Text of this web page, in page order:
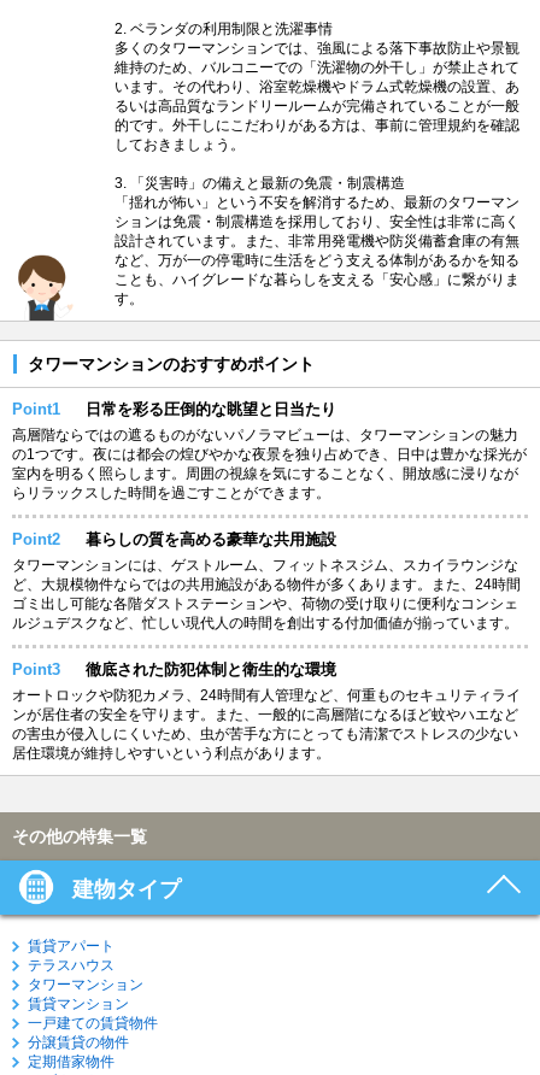
2. ベランダの利用制限と洗濯事情
多くのタワーマンションでは、強風による落下事故防止や景観
維持のため、バルコニーでの「洗濯物の外干し」が禁止されて
います。その代わり、浴室乾燥機やドラム式乾燥機の設置、あ
るいは高品質なランドリールームが完備されていることが一般
的です。外干しにこだわりがある方は、事前に管理規約を確認
しておきましょう。
3. 「災害時」の備えと最新の免震・制震構造
「揺れが怖い」という不安を解消するため、最新のタワーマン
ションは免震・制震構造を採用しており、安全性は非常に高く
設計されています。また、非常用発電機や防災備蓄倉庫の有無
など、万が一の停電時に生活をどう支える体制があるかを知る
ことも、ハイグレードな暮らしを支える「安心感」に繋がりま
す。
タワーマンションのおすすめポイント
Point1 日常を彩る圧倒的な眺望と日当たり
高層階ならではの遮るものがないパノラマビューは、タワーマンションの魅力
の1つです。夜には都会の煌びやかな夜景を独り占めでき、日中は豊かな採光が
室内を明るく照らします。周囲の視線を気にすることなく、開放感に浸りなが
らリラックスした時間を過ごすことができます。
Point2 暮らしの質を高める豪華な共用施設
タワーマンションには、ゲストルーム、フィットネスジム、スカイラウンジな
ど、大規模物件ならではの共用施設がある物件が多くあります。また、24時間
ゴミ出し可能な各階ダストステーションや、荷物の受け取りに便利なコンシェ
ルジュデスクなど、忙しい現代人の時間を創出する付加価値が揃っています。
Point3 徹底された防犯体制と衛生的な環境
オートロックや防犯カメラ、24時間有人管理など、何重ものセキュリティライ
ンが居住者の安全を守ります。また、一般的に高層階になるほど蚊やハエなど
の害虫が侵入しにくいため、虫が苦手な方にとっても清潔でストレスの少ない
居住環境が維持しやすいという利点があります。
その他の特集一覧
建物タイプ
賃貸アパート
テラスハウス
タワーマンション
賃貸マンション
一戸建ての賃貸物件
分譲賃貸の物件
定期借家物件